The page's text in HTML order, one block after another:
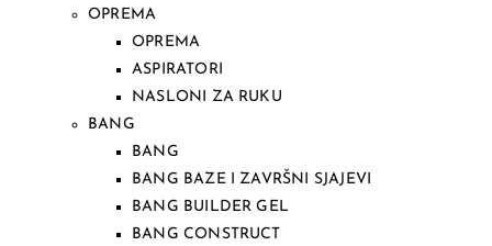
OPREMA
OPREMA
ASPIRATORI
NASLONI ZA RUKU
BANG
BANG
BANG BAZE I ZAVRŠNI SJAJEVI
BANG BUILDER GEL
BANG CONSTRUCT